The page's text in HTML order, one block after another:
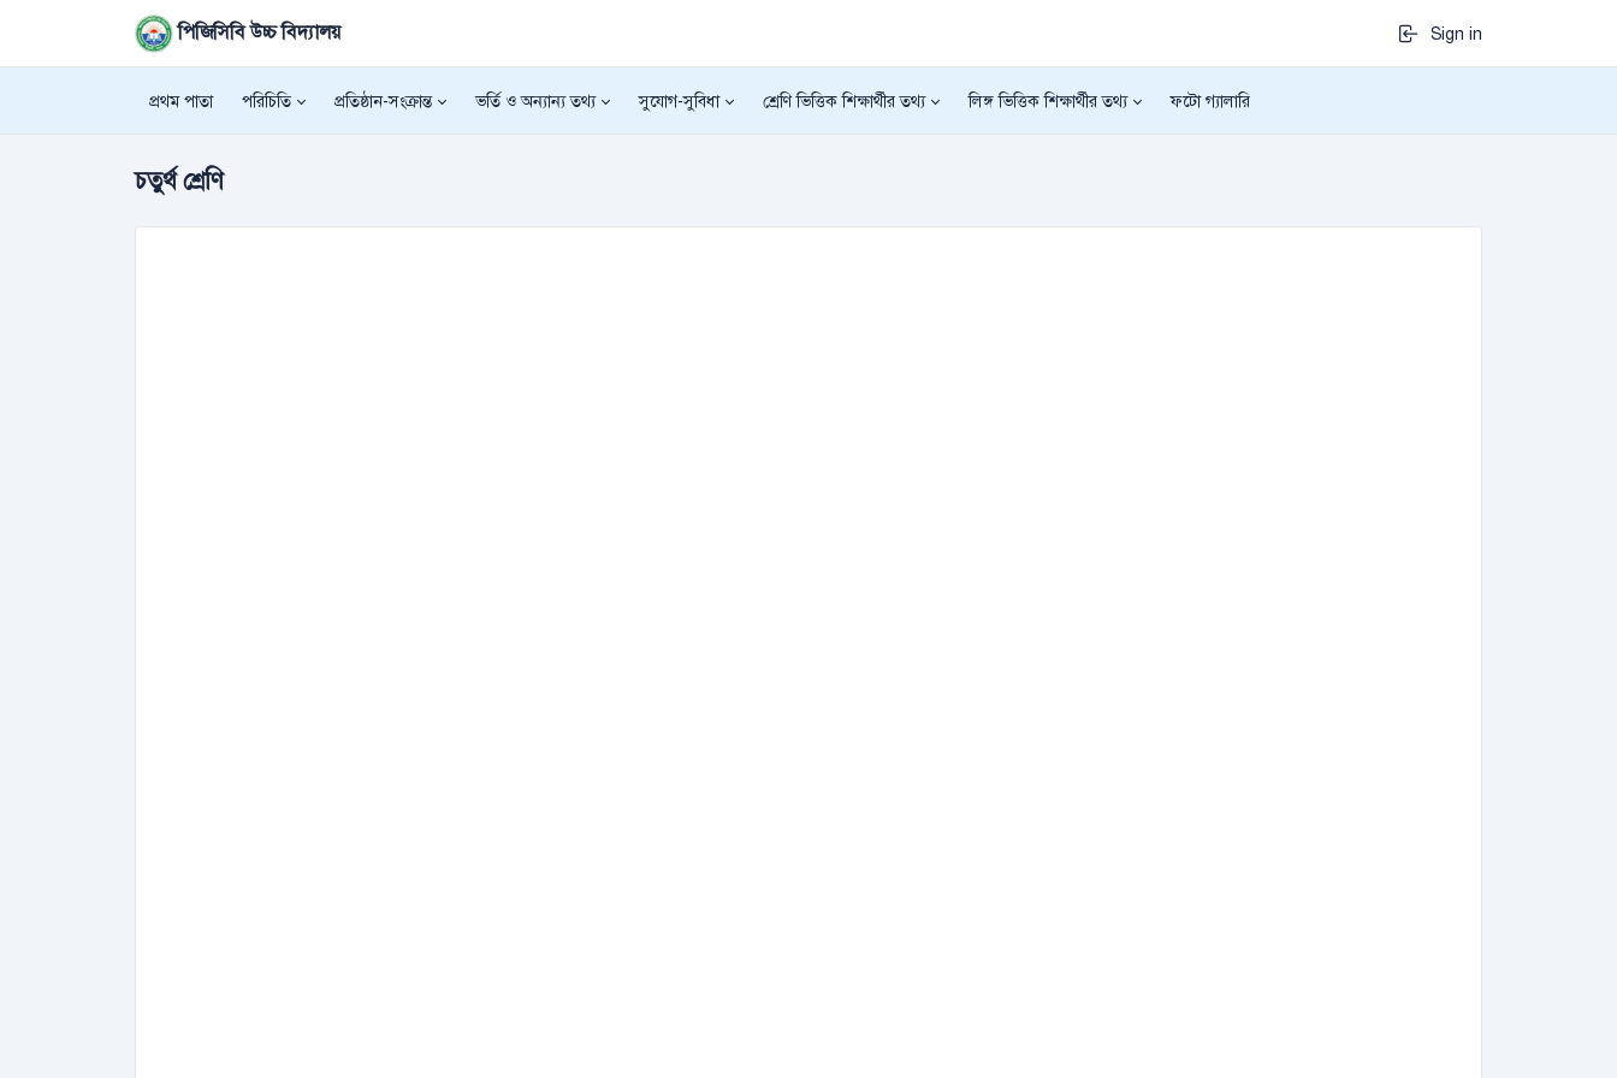
পিজিসিবি উচ্চ বিদ্যালয় Sign in
প্রথম পাতা পরিচিতি প্রতিষ্ঠান-সংক্রান্ত ভর্তি ও অন্যান্য তথ্য সুযোগ-সুবিধা শ্রেণি ভিত্তিক শিক্ষার্থীর তথ্য লিঙ্গ ভিত্তিক শিক্ষার্থীর তথ্য ফটো গ্যালারি
চতুর্থ শ্রেণি